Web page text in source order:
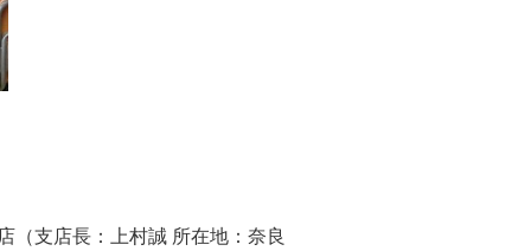
（支店長：上村誠 所在地：奈良